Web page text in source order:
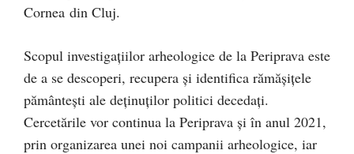
Cornea din Cluj.
Scopul investigațiilor arheologice de la Periprava este
de a se descoperi, recupera și identifica rămășițele
pământești ale deținuților politici decedați.
Cercetările vor continua la Periprava și în anul 2021,
prin organizarea unei noi campanii arheologice, iar